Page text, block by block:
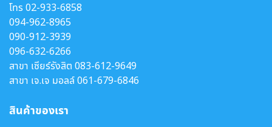
โทร02-933-6858
094-962-8965
090-912-3939
096-632-6266
สาขา เซียร์รังสิต 083-612-9649
สาขา เจ.เจ มอลล์061-679-6846
สินค้าของเรา